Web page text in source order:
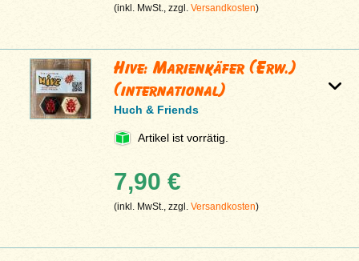
(inkl. MwSt., zzgl.Versandkosten)
Hive: Marienkäfer (Erw.)
(international)
Huch & Friends
Artikel ist vorrätig.
7,90 €
(inkl. MwSt., zzgl.Versandkosten)